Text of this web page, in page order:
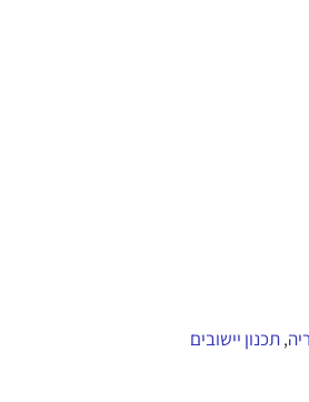
,תכנון יישובים